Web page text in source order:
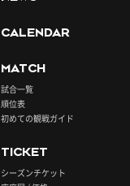
CALENDAR
MATCH
試合一覧
順位表
初めての観戦ガイド
TICKET
シーズンチケット